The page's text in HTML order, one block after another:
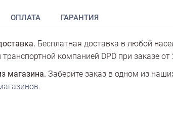
ОПЛАТА ГАРАНТИЯ
Бесплатная доставка в любой
транспортной компанией DPD при заказе от
магазина. Заберите заказ в одном из
.